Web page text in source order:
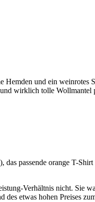
und ein
wirklich tolle Wollmantel
passende orange T-
Verhältnis nicht. Sie
etwas hohen Preises